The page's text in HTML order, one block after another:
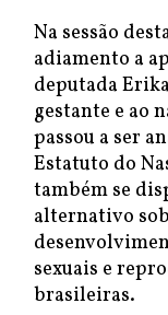
Na sessão
adiamento a
deputada
gestante e ao
passou a ser
Estatuto do
também se
alternativo
sexuais e
brasileiras.